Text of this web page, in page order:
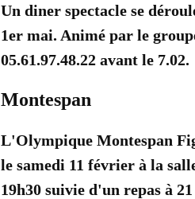
Un diner spectacle se
1er mai. Animé par le
05.61.97.48.22 avant le 7.02.
Montespan
L'Olympique Montespan
le samedi 11 février à la
19h30 suivie d'un repas à